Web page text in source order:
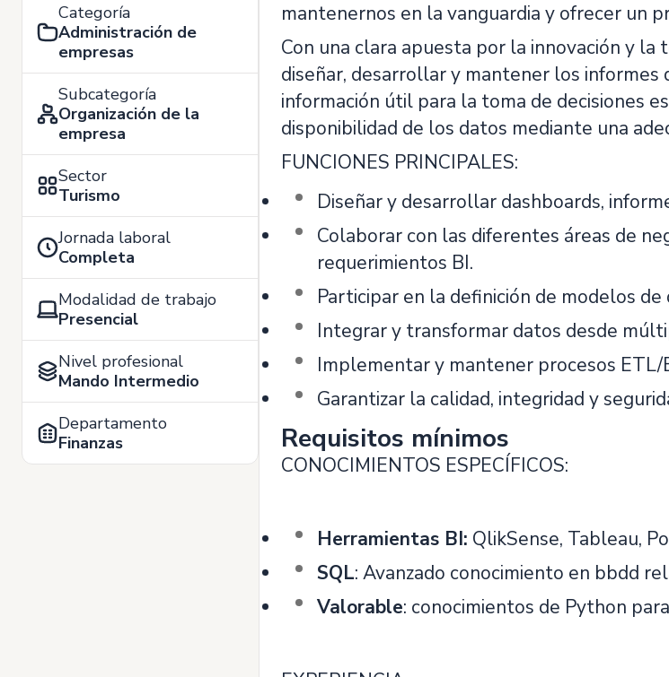
Categoría
Administración de
empresas
Subcategoría
Organización de la
empresa
Sector
Turismo
Jornada laboral
Completa
Modalidad de trabajo
Presencial
Nivel profesional
Mando Intermedio
Departamento
Finanzas
mantenernos en la vanguardia y ofrecer un
Con una clara apuesta por la innovación y
diseñar, desarrollar y mantener los
información útil para la toma de decisiones
disponibilidad de los datos mediante una
FUNCIONES PRINCIPALES:
Diseñar y desarrollar dashboards,
Colaborar con las diferentes áreas de
requerimientos BI.
Participar en la definición de modelos
Integrar y transformar datos desde
Implementar y mantener procesos ETL/
Garantizar la calidad, integridad y
Requisitos mínimos
CONOCIMIENTOS ESPECÍFICOS:
Herramientas BI: QlikSense, Tableau,
SQL: Avanzado conocimiento en bbdd
Valorable: conocimientos de Python